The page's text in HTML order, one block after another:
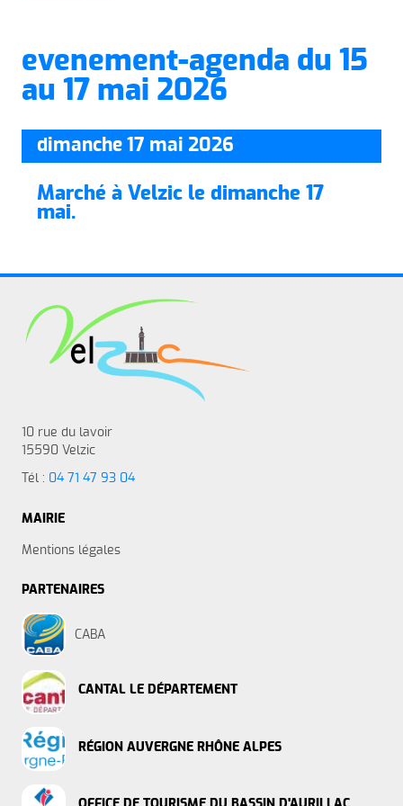
evenement-agenda du 15
au 17 mai 2026
dimanche 17 mai 2026
Marché à Velzic le dimanche 17
mai.
10 rue du lavoir
15590 Velzic
Tél : 04 71 47 93 04
MAIRIE
Mentions légales
PARTENAIRES
CABA
CANTAL LE DÉPARTEMENT
RÉGION AUVERGNE RHÔNE ALPES